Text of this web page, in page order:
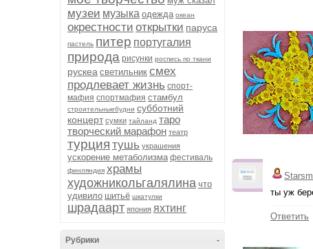
музеи музыка одежда океан
окрестности открытки паруса
пастель питер португалия
природа рисунки роспись по ткани
рускеа светильник смех
продлевает жизнь спорт-
мафия спортмафия стамбул
строительныебудни субботний
концерт сумки тайланд таро
творческий марафон театр
турция тушь украшения
ускорение метаболизма фестиваль
финляндия храмы
художникольгалялина что
удивило шитьё шкатулки
шрадаарт япония яхтинг
-
Рубрики
ты уж
Ответить